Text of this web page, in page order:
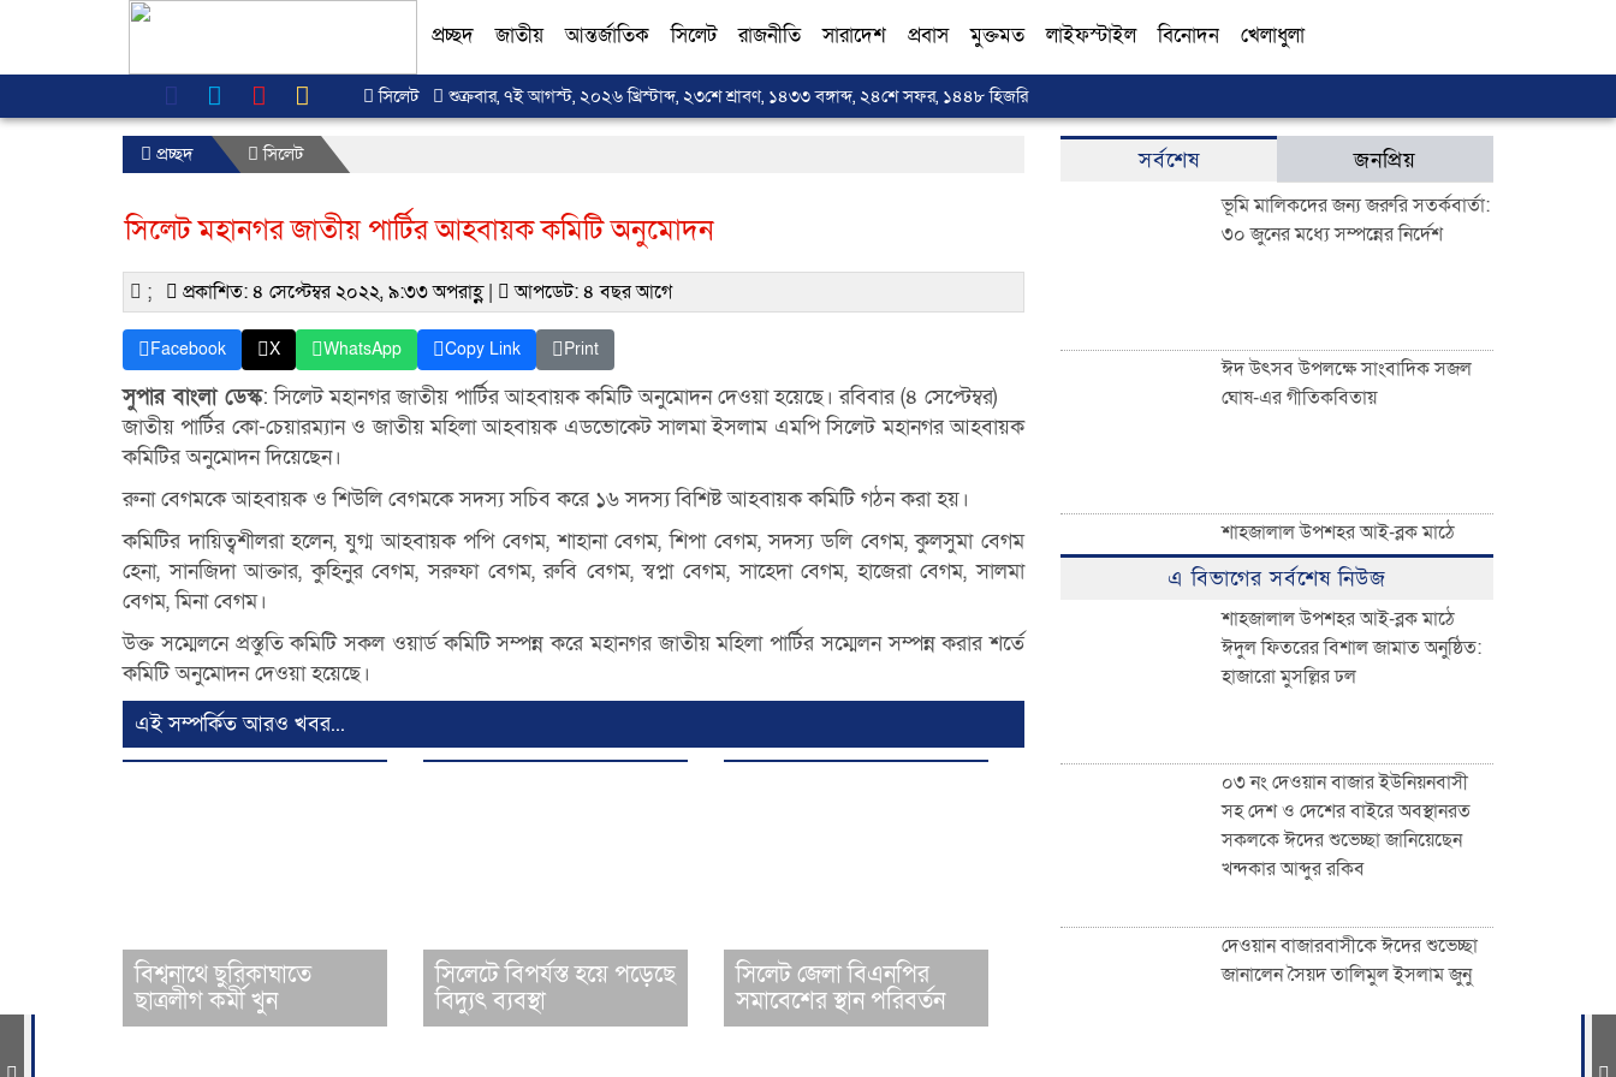
প্রচ্ছদ জাতীয় আন্তর্জাতিক সিলেট রাজনীতি সারাদেশ প্রবাস মুক্তমত লাইফস্টাইল বিনোদন খেলাধুলা
সিলেট শুক্রবার, ৭ই আগস্ট, ২০২৬ খ্রিস্টাব্দ, ২৩শে শ্রাবণ, ১৪৩৩ বঙ্গাব্দ, ২৪শে সফর, ১৪৪৮ হিজরি
প্রচ্ছদ সিলেট
সিলেট মহানগর জাতীয় পার্টির আহবায়ক কমিটি অনুমোদন
; প্রকাশিত: ৪ সেপ্টেম্বর ২০২২, ৯:৩৩ অপরাহ্ণ | আপডেট: ৪ বছর আগে
Facebook X WhatsApp Copy Link Print
সুপার বাংলা ডেস্ক: সিলেট মহানগর জাতীয় পার্টির আহবায়ক কমিটি অনুমোদন দেওয়া হয়েছে। রবিবার (৪ সেপ্টেম্বর)
জাতীয় পার্টির কো-চেয়ারম্যান ও জাতীয় মহিলা আহবায়ক এডভোকেট সালমা ইসলাম এমপি সিলেট মহানগর আহবায়ক
কমিটির অনুমোদন দিয়েছেন।
রুনা বেগমকে আহবায়ক ও শিউলি বেগমকে সদস্য সচিব করে ১৬ সদস্য বিশিষ্ট আহবায়ক কমিটি গঠন করা হয়।
কমিটির দায়িত্বশীলরা হলেন, যুগ্ম আহবায়ক পপি বেগম, শাহানা বেগম, শিপা বেগম, সদস্য ডলি বেগম, কুলসুমা বেগম
হেনা, সানজিদা আক্তার, কুহিনুর বেগম, সরুফা বেগম, রুবি বেগম, স্বপ্না বেগম, সাহেদা বেগম, হাজেরা বেগম, সালমা
বেগম, মিনা বেগম।
উক্ত সম্মেলনে প্রস্তুতি কমিটি সকল ওয়ার্ড কমিটি সম্পন্ন করে মহানগর জাতীয় মহিলা পার্টির সম্মেলন সম্পন্ন করার শর্তে
কমিটি অনুমোদন দেওয়া হয়েছে।
এই সম্পর্কিত আরও খবর...
বিশ্বনাথে ছুরিকাঘাতে
ছাত্রলীগ কর্মী খুন
সিলেটে বিপর্যস্ত হয়ে পড়েছে
বিদ্যুৎ ব্যবস্থা
সিলেট জেলা বিএনপির
সমাবেশের স্থান পরিবর্তন
সর্বশেষ জনপ্রিয়
ভূমি মালিকদের জন্য জরুরি সতর্কবার্তা:
৩০ জুনের মধ্যে সম্পন্নের নির্দেশ
ঈদ উৎসব উপলক্ষে সাংবাদিক সজল
ঘোষ-এর গীতিকবিতায়
শাহজালাল উপশহর আই-ব্লক মাঠে
ঈদুল ফিতরের বিশাল জামাত অনুষ্ঠিত:
হাজারো মুসল্লির ঢল
০৩ নং দেওয়ান বাজার ইউনিয়নবাসী
খন্দকার আব্দুর রকিব
জাতীয়তাবাদী পেশাজীবী দলের
ইফতার বিতরণ
এ বিভাগের সর্বশেষ নিউজ
শাহজালাল উপশহর আই-ব্লক মাঠে
ঈদুল ফিতরের বিশাল জামাত অনুষ্ঠিত:
হাজারো মুসল্লির ঢল
০৩ নং দেওয়ান বাজার ইউনিয়নবাসী
সহ দেশ ও দেশের বাইরে অবস্থানরত
সকলকে ঈদের শুভেচ্ছা জানিয়েছেন
খন্দকার আব্দুর রকিব
দেওয়ান বাজারবাসীকে ঈদের শুভেচ্ছা
জানালেন সৈয়দ তালিমুল ইসলাম জুনু